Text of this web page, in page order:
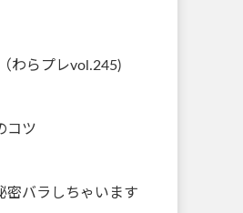
わらプレvol.245)
コツ
バラしちゃいます